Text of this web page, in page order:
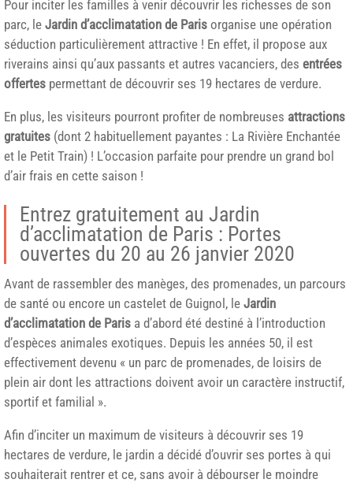
Pour inciter les familles à venir découvrir les richesses de son
parc, le Jardin d’acclimatation de Paris organise une opération
séduction particulièrement attractive ! En effet, il propose aux
riverains ainsi qu’aux passants et autres vacanciers, des entrées
offertes permettant de découvrir ses 19 hectares de verdure.
En plus, les visiteurs pourront profiter de nombreuses attractions
gratuites (dont 2 habituellement payantes : La Rivière Enchantée
et le Petit Train) ! L’occasion parfaite pour prendre un grand bol
d’air frais en cette saison !
Entrez gratuitement au Jardin
d’acclimatation de Paris : Portes
ouvertes du 20 au 26 janvier 2020
Avant de rassembler des manèges, des promenades, un parcours
de santé ou encore un castelet de Guignol, le Jardin
d’acclimatation de Paris a d’abord été destiné à l’introduction
d’espèces animales exotiques. Depuis les années 50, il est
effectivement devenu « un parc de promenades, de loisirs de
plein air dont les attractions doivent avoir un caractère instructif,
sportif et familial ».
Afin d’inciter un maximum de visiteurs à découvrir ses 19
hectares de verdure, le jardin a décidé d’ouvrir ses portes à qui
souhaiterait rentrer et ce, sans avoir à débourser le moindre